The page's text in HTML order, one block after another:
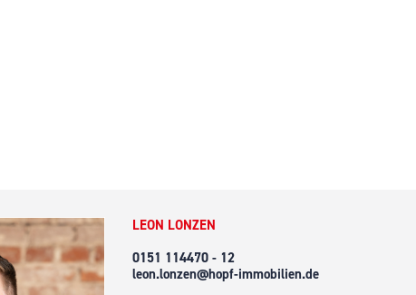
LEON LONZEN
0151 114470 - 12
leon.lonzen@hopf-immobilien.de